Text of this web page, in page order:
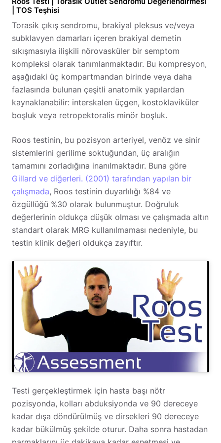
| TOS Teşhisi
Torasik çıkış sendromu, brakiyal pleksus ve/veya
subklavyen damarları içeren brakiyal demetin
sıkışmasıyla ilişkili nörovasküler bir semptom
kompleksi olarak tanımlanmaktadır. Bu kompresyon,
aşağıdaki üç kompartmandan birinde veya daha
fazlasında bulunan çeşitli anatomik yapılardan
kaynaklanabilir: interskalen üçgen, kostoklaviküler
boşluk veya retropektoralis minör boşluk.
Roos testinin, bu pozisyon arteriyel, venöz ve sinir
sistemlerini gerilime soktuğundan, üç aralığın
tamamını zorladığına inanılmaktadır. Buna göre
Gillard ve diğerleri. (2001) tarafından yapılan bir
çalışmada, Roos testinin duyarlılığı %84 ve
özgüllüğü %30 olarak bulunmuştur. Doğruluk
değerlerinin oldukça düşük olması ve çalışmada altın
standart olarak MRG kullanılmaması nedeniyle, bu
testin klinik değeri oldukça zayıftır.
Testi gerçekleştirmek için hasta başı nötr
pozisyonda, kolları abduksiyonda ve 90 dereceye
kadar dışa döndürülmüş ve dirsekleri 90 dereceye
kadar bükülmüş şekilde oturur. Daha sonra hastadan